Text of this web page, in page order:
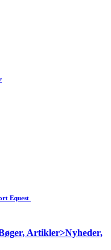
Equest
Artikler>Nyheder,